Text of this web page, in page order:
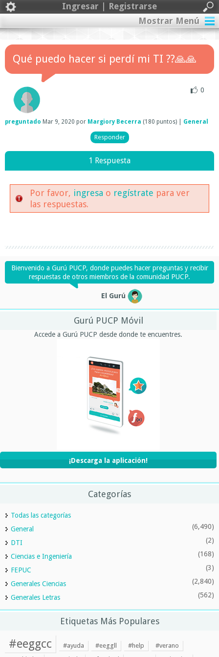
Ingresar | Registrarse
Mostrar Menú
Qué puedo hacer si perdí mi TI ??🙏🙏
0
preguntado Mar 9, 2020 por Margiory Becerra (180 puntos) General
1 Respuesta
Por favor, ingresa o regístrate para ver
las respuestas.
Bienvenido a Gurú PUCP, donde puedes hacer preguntas y recibir
respuestas de otros miembros de la comunidad PUCP.
El Gurú
Gurú PUCP Móvil
Accede a Gurú PUCP desde donde te encuentres.
¡Descarga la aplicación!
Categorías
Todas las categorías
General
(6,490)
DTI (2)
Ciencias e Ingeniería (168)
FEPUC (3)
Generales Ciencias (2,840)
Generales Letras (562)
Etiquetas Más Populares
#eeggcc #ayuda #eeggll #help
#verano